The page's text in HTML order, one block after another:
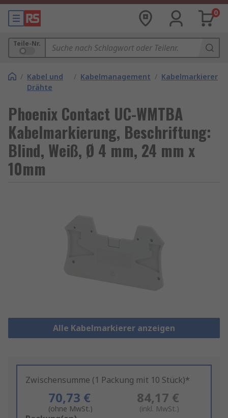
0
Teile-Nr.
/ Kabel und
Drähte
/ Kabelmanagement / Kabelmarkierer
Phoenix Contact UC-WMTBA
Kabelmarkierung, Beschriftung:
Blind, Weiß, Ø 4 mm, 24 mm x
10mm
Alle Kabelmarkierer anzeigen
Zwischensumme (1 Packung mit 10 Stück)*
70,73 €
(ohne MwSt.)
84,17 €
(inkl. MwSt.)